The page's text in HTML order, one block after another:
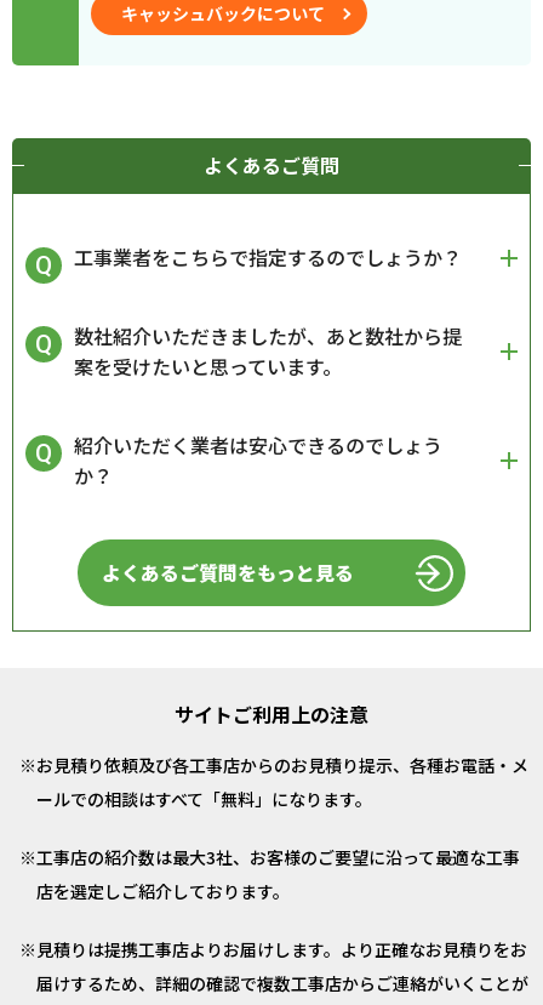
キャッシュバックについて
よくあるご質問
工事業者をこちらで指定するのでしょうか？
数社紹介いただきましたが、あと数社から提
案を受けたいと思っています。
紹介いただく業者は安心できるのでしょう
か？
よくあるご質問をもっと見る
サイトご利用上の注意
お見積り依頼及び各工事店からのお見積り提示、各種お電話・メ
ールでの相談はすべて「無料」になります。
工事店の紹介数は最大3社、お客様のご要望に沿って最適な工事
店を選定しご紹介しております。
見積りは提携工事店よりお届けします。より正確なお見積りをお
届けするため、詳細の確認で複数工事店からご連絡がいくことが